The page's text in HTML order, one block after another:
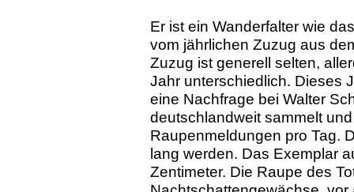
Er ist ein Wanderfalter wie
vom jährlichen Zuzug aus
Zuzug ist generell selten,
Jahr unterschiedlich. Dieses
eine Nachfrage bei Walter
deutschlandweit sammelt
Raupenmeldungen pro Tag.
lang werden. Das Exemplar
Zentimeter. Die Raupe des